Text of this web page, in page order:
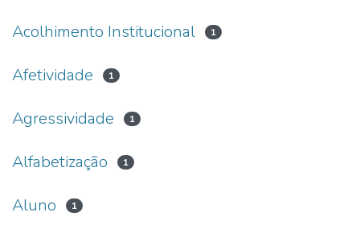
Acolhimento Institucional 1
Afetividade 1
Agressividade 1
Alfabetização 1
Aluno 1